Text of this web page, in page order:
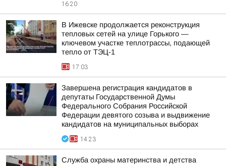
16:20
В Ижевске продолжается реконструкция
тепловых сетей на улице Горького —
ключевом участке теплотрассы, подающей
тепло от ТЭЦ-1
17:03
Завершена регистрация кандидатов в
депутаты Государственной Думы
Федерального Собрания Российской
Федерации девятого созыва и выдвижение
кандидатов на муниципальных выборах
14:23
Служба охраны материнства и детства